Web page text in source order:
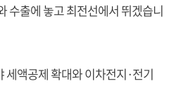
수출에 놓고 최전선에서 뛰겠습니
세액공제 확대와 이차전지·전기